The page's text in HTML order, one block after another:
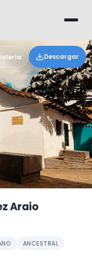
Descargar
Araio
ANCESTRAL